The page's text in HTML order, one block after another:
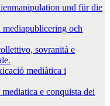
und für die
och
sovranità e
mediàtica i
e conquista dei